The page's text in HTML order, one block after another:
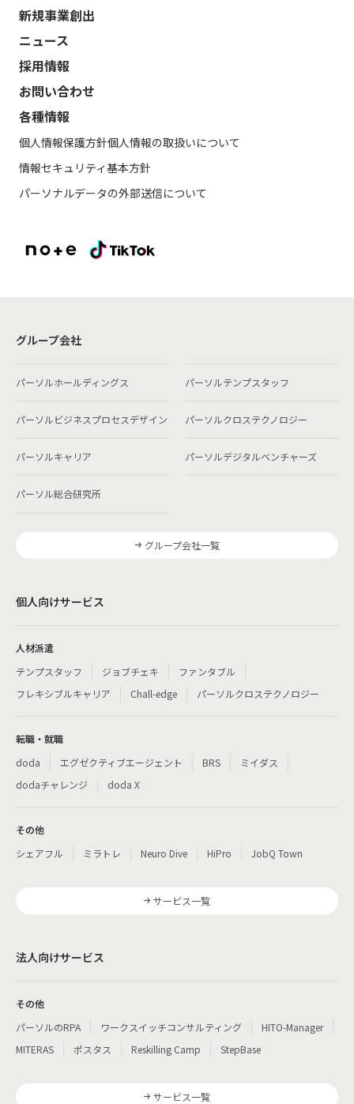
新規事業創出
ニュース
採用情報
お問い合わせ
各種情報
個人情報保護方針個人情報の取扱いについて
情報セキュリティ基本方針
パーソナルデータの外部送信について
グループ会社
パーソルホールディングス パーソルテンプスタッフ
パーソルビジネスプロセスデザイン パーソルクロステクノロジー
パーソルキャリア パーソルデジタルベンチャーズ
パーソル総合研究所
グループ会社一覧
個人向けサービス
人材派遣
テンプスタッフ
ジョブチェキ
ファンタブル
フレキシブルキャリア
Chall-edge パーソルクロステクノロジー
転職・就職
doda
エグゼクティブエージェント BRS
ミイダス
dodaチャレンジ
doda X
その他
シェアフル
ミラトレ Neuro Dive HiPro JobQ Town
サービス一覧
法人向けサービス
その他
パーソルのRPA
ワークスイッチコンサルティング
HITO-Manager
MITERAS
ポスタス Reskilling Camp StepBase
サービス一覧